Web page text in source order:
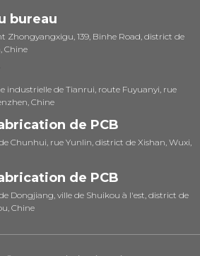
bureau
Zhongyangxigu, 139, Binhe Road, district de
Chine
industrielle de Tianrui, route Fuyuanyi, rue
Chine
de PCB
Chunhui, rue Yunlin, district de Xishan, Wuxi,
de PCB
Dongjiang, ville de Shuikou à l'est, district de
Chine